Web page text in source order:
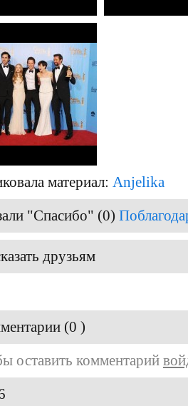
материал: Anjelika
"Спасибо" (0)
друзьям
(0 )
оставить комментарий